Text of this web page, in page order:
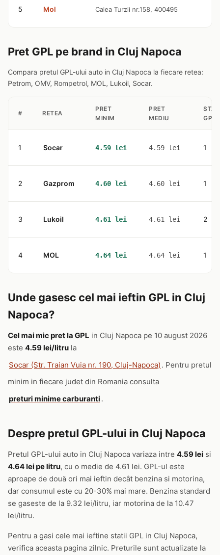
5 Mol Calea Turzii nr.158, 400495
Pret GPL pe brand in Cluj Napoca
Compara pretul GPL-ului auto in Cluj Napoca la fiecare retea:
Petrom, OMV, Rompetrol, MOL, Lukoil, Socar.
# RETEA
PRET
MINIM
PRET
MEDIU
GPL
1 Socar 4.59 lei 4.59 lei 1
2 Gazprom 4.60 lei 4.60 lei 1
3 Lukoil 4.61 lei 4.61 lei 2
4 MOL 4.64 lei 4.64 lei 1
Unde gasesc cel mai ieftin GPL in Cluj
Napoca?
Cel mai mic pret la GPL in Cluj Napoca pe 10 august 2026
este 4.59 lei/litru la
Socar (Str. Traian Vuia nr. 190, Cluj-Napoca) . Pentru pretul
minim in fiecare judet din Romania consulta
preturi minime carburanti.
Despre pretul GPL-ului in Cluj Napoca
Pretul GPL-ului auto in Cluj Napoca variaza intre 4.59 lei si
4.64 lei pe litru, cu o medie de 4.61 lei. GPL-ul este
aproape de două ori mai ieftin decât benzina si motorina,
dar consumul este cu 20-30% mai mare. Benzina standard
se gaseste de la 9.32 lei/litru, iar motorina de la 10.47
lei/litru.
Pentru a gasi cele mai ieftine statii GPL in Cluj Napoca,
verifica aceasta pagina zilnic. Preturile sunt actualizate la